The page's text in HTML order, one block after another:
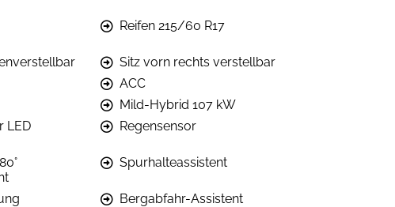
Reifen 215/60 R17
Sitz vorn rechts verstellbar
ACC
Mild-Hybrid 107 kW
LED Regensensor
Spurhalteassistent
Bergabfahr-Assistent